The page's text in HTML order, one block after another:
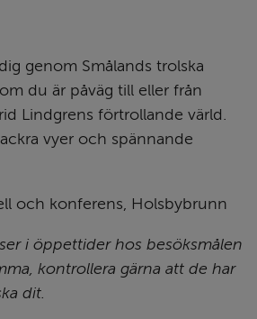
genom Smålands trolska
du är påväg till eller från
Lindgrens förtrollande värld.
vyer och spännande
och konferens, Holsbybrunn
i öppettider hos besöksmålen
kontrollera gärna att de har
dit.